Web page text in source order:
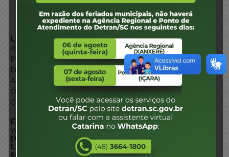
LINKS EXTERNOS
Agência de Notícias
Portal de Serviços
Diário Oficial
Acesso à Informação
Órgãos do Governo
Conheça SC
FALE CONOSCO
WhatsApp:
(48) 3664-1800
E-mail:
centraldeinformacoes@detran.sc.gov.br